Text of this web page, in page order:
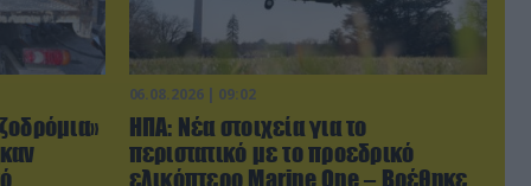
06.08.2026 | 09:02
ΗΠΑ: Nέα στοιχεία για το
περιστατικό με το προεδρικό
ελικόπτερο Marine One – Βρέθηκε